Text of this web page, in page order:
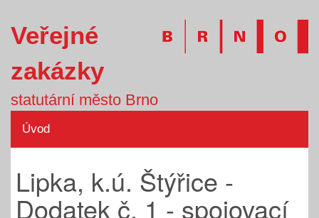
Veřejné
zakázky
statutární město Brno
Úvod
Lipka, k.ú. Štýřice -
Dodatek č. 1 - spojovací